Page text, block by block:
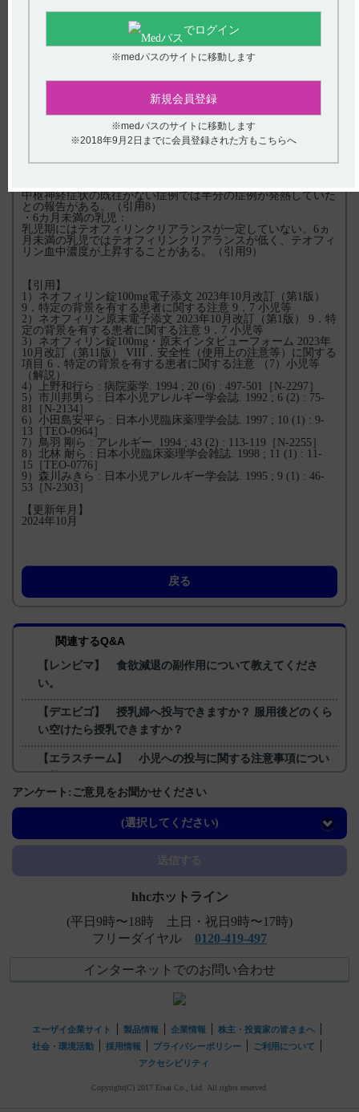
小児ではテオフィリンクリアランスが変動しやすいためテオフ
ィリン血中濃度のモニタリングを行い慎重に投与すること。
・てんかん及び痙攣の既往歴のある小児：
痙攣を誘発することがある。
ろ、全身性痙攣を認めた症例が報告されている。痙攣の既往歴
のある患者は、キサンチン系薬剤投与により痙攣が重症化（潜
在因子が顕在化）することがある。（引用6）
全身性強直発作の既往のある小児で、気管支喘息のためテオフ
ィリンを投与していたところ、間代性痙攣、チアノーゼを認め
た症例が報告されている。
テオフィリンクリアランスが低下し、テオフィリン血中濃度の
中枢神経症状の既往がない症例では半分の症例が発熱していた
との報告がある。（引用8）
・6カ月未満の乳児：
乳児期にはテオフィリンクリアランスが一定していない。6ヵ
月未満の乳児ではテオフィリンクリアランスが低く、テオフィ
リン血中濃度が上昇することがある。（引用9）
【引用】
1）ネオフィリン錠100mg電子添文 2023年10月改訂（第1版）
9．特定の背景を有する患者に関する注意 9．7 小児等
2）ネオフィリン原末電子添文 2023年10月改訂（第1版） 9．特
定の背景を有する患者に関する注意 9．7 小児等
3）ネオフィリン錠100mg・原末インタビューフォーム 2023年
10月改訂（第11版） VIII．安全性（使用上の注意等）に関する
項目 6．特定の背景を有する患者に関する注意 （7）小児等
（解説）
4）上野和行ら : 病院薬学. 1994 ; 20 (6) : 497-501［N-2297］
5）市川邦男ら : 日本小児アレルギー学会誌. 1992 ; 6 (2) : 75-
81［N-2134］
6）小田島安平ら : 日本小児臨床薬理学会誌. 1997 ; 10 (1) : 9-
13［TEO-0964］
7）鳥羽 剛ら : アレルギー. 1994 ; 43 (2) : 113-119［N-2255］
8）北林 耐ら : 日本小児臨床薬理学会雑誌. 1998 ; 11 (1) : 11-
15［TEO-0776］
9）森川みきら : 日本小児アレルギー学会誌. 1995 ; 9 (1) : 46-
53［N-2303］
【更新年月】
2024年10月
戻る
関連するQ&A
【レンビマ】 食欲減退の副作用について教えてくださ
い。
【デエビゴ】 授乳婦へ投与できますか？ 服用後どのくら
い空けたら授乳できますか？
【エラスチーム】 小児への投与に関する注意事項につい
【レミトロ】 サイクル開始、休薬、減量及び中止基準に
ついて教えてください。
アンケート:ご意見をお聞かせください
(選択してください)
でログイン
※medパスのサイトに移動します
新規会員登録
※medパスのサイトに移動します
※2018年9月2日までに会員登録された方もこちらへ
hhcホットライン
(平日9時〜18時 土日・祝日9時〜17時)
フリーダイヤル 0120-419-497
インターネットでのお問い合わせ
エーザイ企業サイト 製品情報 企業情報
株主・投資家の皆さまへ
社会・環境活動
採用情報 プライバシーポリシー
ご利用について
アクセシビリティ
Copyright(C) 2017 Eisai Co., Ltd. All rights reserved.